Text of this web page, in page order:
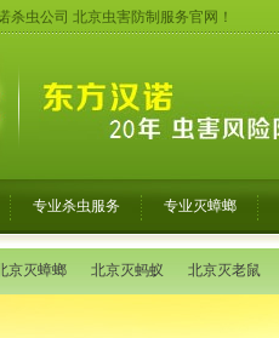
杀虫公司 北京虫害防制服务官网！
专业杀虫服务 专业灭蟑螂
京灭蟑螂 北京灭蚂蚁 北京灭老鼠